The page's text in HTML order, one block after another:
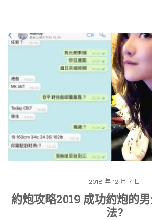
2018 年 12 月 7 日
約炮攻略2019 成功約炮的
法?